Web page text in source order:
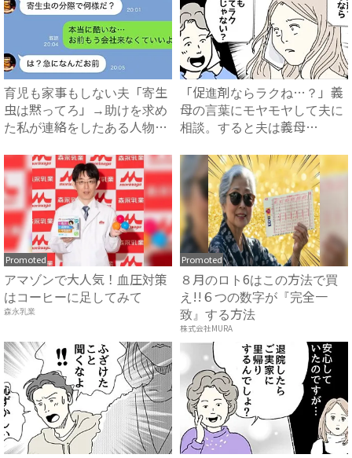
育児も家事もしない夫「寄生
虫は黙ってろ」→助けを求め
た私が連絡をしたある人物と
「促進剤ならラクね…？」義
母の言葉にモヤモヤして夫に
相談。すると夫は義母
Promoted
アマゾンで大人気！血圧対策
はコーヒーに足してみて
森永乳業
Promoted
８月のロト6はこの方法で買
え!!６つの数字が『完全一
致』する方法
株式会社MURA